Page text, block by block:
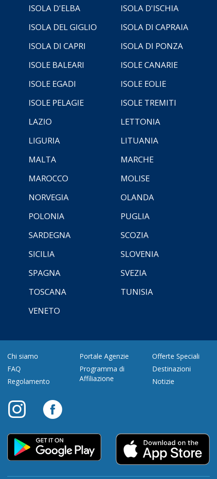
ISOLA D'ELBA
ISOLA D'ISCHIA
ISOLA DEL GIGLIO
ISOLA DI CAPRAIA
ISOLA DI CAPRI
ISOLA DI PONZA
ISOLE BALEARI
ISOLE CANARIE
ISOLE EGADI
ISOLE EOLIE
ISOLE PELAGIE
ISOLE TREMITI
LAZIO
LETTONIA
LIGURIA
LITUANIA
MALTA
MARCHE
MAROCCO
MOLISE
NORVEGIA
OLANDA
POLONIA
PUGLIA
SARDEGNA
SCOZIA
SICILIA
SLOVENIA
SPAGNA
SVEZIA
TOSCANA
TUNISIA
VENETO
Chi siamo
FAQ
Regolamento
Portale Agenzie
Programma di
Affiliazione
Offerte Speciali
Destinazioni
Notizie